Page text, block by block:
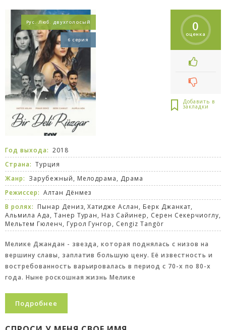
Рус. Люб. двухголосый
6 серия
0
оценка
Год выхода: 2018
Страна: Турция
Жанр: Зарубежный, Мелодрама, Драма
Режиссер: Алтан Дёнмез
В ролях: Пынар Дениз, Хатидже Аслан, Берк Джанкат,
Альмила Ада, Танер Туран, Наз Сайинер, Серен Секерчиоглу,
Мельтем Гюленч, Гурол Гунгор, Cengiz Tangör
Мелике Джандан - звезда, которая поднялась с низов на
вершину славы, заплатив большую цену. Её известность и
востребованность варьировалась в период с 70-х по 80-х
года. Ныне роскошная жизнь Мелике
Подробнее